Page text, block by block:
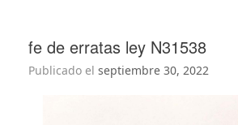
fe de erratas ley N31538
Publicado el septiembre 30, 2022